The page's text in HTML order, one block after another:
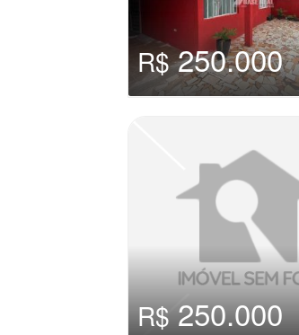
R$250.000
R$250.000